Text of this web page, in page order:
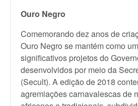
Ouro Negro
Comemorando dez anos de
Ouro Negro se mantém como
significativos projetos do
desenvolvidos por meio da
(Secult). A edição de 2018
agremiações carnavalescas de